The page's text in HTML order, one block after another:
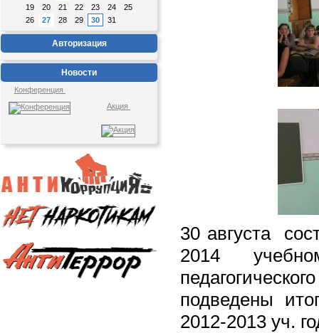
19
20 21 22 23 24
25
26
27 28 29 30 31
Авторизация
Новости
Конференция
Акция
30 августа
2014
подведены
2012-2013 уч.